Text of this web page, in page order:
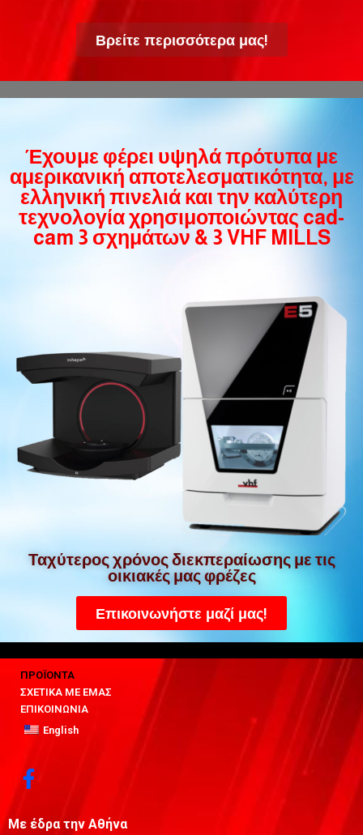
Βρείτε περισσότερα μας!
Έχουμε φέρει υψηλά πρότυπα με
αμερικανική αποτελεσματικότητα, με
ελληνική πινελιά και την καλύτερη
τεχνολογία χρησιμοποιώντας cad-
cam 3 σχημάτων & 3 VHF MILLS
Ταχύτερος χρόνος διεκπεραίωσης με τις
οικιακές μας φρέζες
Επικοινωνήστε μαζί μας!
ΠΡΟΪΟΝΤΑ
ΣΧΕΤΙΚΑ ΜΕ ΕΜΑΣ
ΕΠΙΚΟΙΝΩΝΙΑ
English
Με έδρα την Αθήνα